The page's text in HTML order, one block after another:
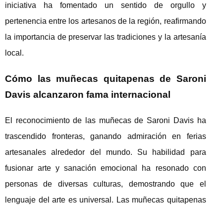
iniciativa ha fomentado un sentido de orgullo y
pertenencia entre los artesanos de la región, reafirmando
la importancia de preservar las tradiciones y la artesanía
local.
Cómo las muñecas quitapenas de Saroni
Davis alcanzaron fama internacional
El reconocimiento de las muñecas de Saroni Davis ha
trascendido fronteras, ganando admiración en ferias
artesanales alrededor del mundo. Su habilidad para
fusionar arte y sanación emocional ha resonado con
personas de diversas culturas, demostrando que el
lenguaje del arte es universal. Las muñecas quitapenas